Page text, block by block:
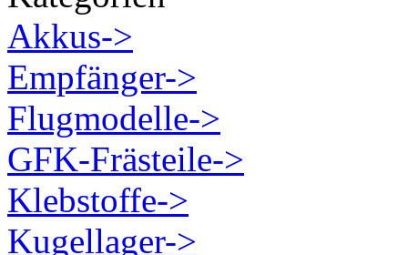
Akkus->
Empfänger->
Flugmodelle->
GFK-Frästeile->
Klebstoffe->
Kugellager->